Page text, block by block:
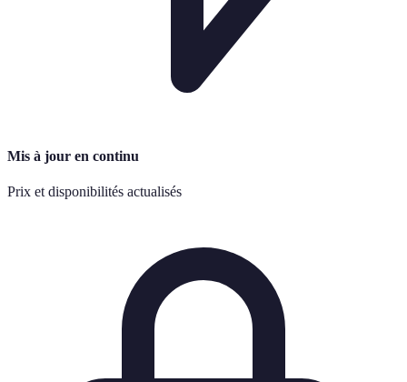
Mis à jour en continu
Prix et disponibilités actualisés